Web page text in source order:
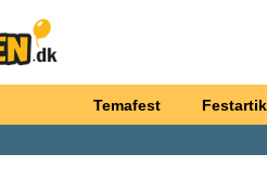
Temafest